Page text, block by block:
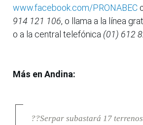
www.facebook.com/PRONABEC
914 121 106, o llama a la línea
o a la central telefónica (01) 612
Más en Andina:
??Serpar subastará 17